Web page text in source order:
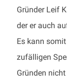
Gründer Leif
der er auch
Es kann
zufälligen
Gründen